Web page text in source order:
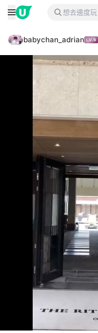
babychan_adrian
68.18%